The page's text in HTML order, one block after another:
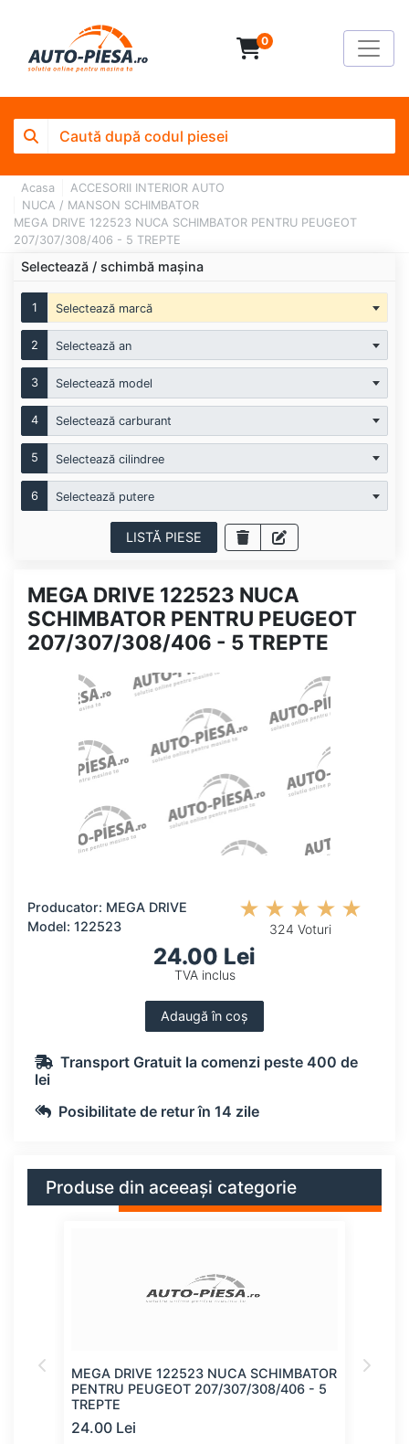
0
Acasa
ACCESORII INTERIOR AUTO
NUCA / MANSON SCHIMBATOR
MEGA DRIVE 122523 NUCA SCHIMBATOR PENTRU PEUGEOT
207/307/308/406 - 5 TREPTE
Selectează / schimbă mașina
1 Selectează marcă
2 Selectează an
3 Selectează model
4 Selectează carburant
5 Selectează cilindree
6 Selectează putere
LISTĂ PIESE
MEGA DRIVE 122523 NUCA
SCHIMBATOR PENTRU PEUGEOT
207/307/308/406 - 5 TREPTE
Producator: MEGA DRIVE
Model: 122523
324 Voturi
24.00 Lei
TVA inclus
Adaugă în coș
Transport Gratuit la comenzi peste 400 de
lei
Posibilitate de retur în 14 zile
Produse din aceeași categorie
MEGA DRIVE 122523 NUCA SCHIMBATOR
PENTRU PEUGEOT 207/307/308/406 - 5
TREPTE
24.00 Lei